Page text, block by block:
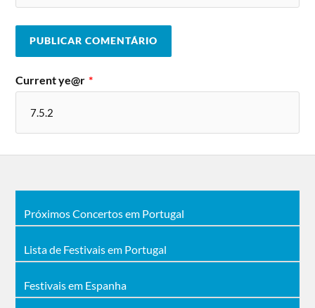
Current ye@r *
Próximos Concertos em Portugal
Lista de Festivais em Portugal
Festivais em Espanha